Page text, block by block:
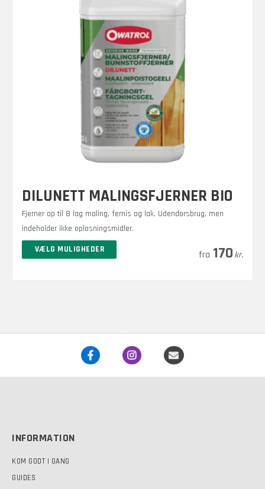
DILUNETT MALINGSFJERNER BIO
Fjerner op til 8 lag maling, fernis og lak. Udendørsbrug, men
indeholder ikke opløsningsmidler.
170kr.
VÆLG MULIGHEDER
Dette
vare
kan
vælges
på
varesiden
INFORMATION
KOM GODT I GANG
GUIDES